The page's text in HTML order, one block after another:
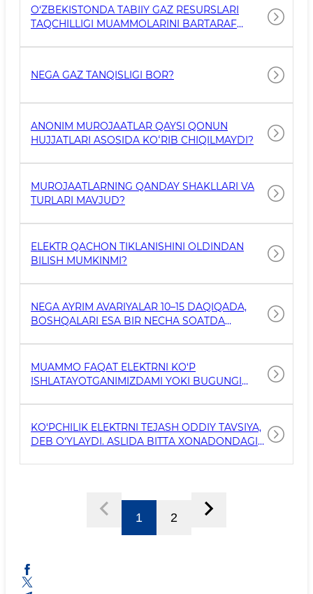
O‘ZBEKISTONDA TABIIY GAZ RESURSLARI
TAQCHILLIGI MUAMMOLARINI BARTARAF
KO‘RILMOQDA?
NEGA GAZ TANQISLIGI BOR?
ANONIM MUROJAATLAR QAYSI QONUN
HUJJATLARI ASOSIDA KOʻRIB CHIQILMAYDI?
MUROJAATLARNING QANDAY SHAKLLARI VA
TURLARI MAVJUD?
ELEKTR QACHON TIKLANISHINI OLDINDAN
BILISH MUMKINMI?
NEGA AYRIM AVARIYALAR 10–15 DAQIQADA,
BOSHQALARI ESA BIR NECHA SOATDA
MUAMMO FAQAT ELEKTRNI KO‘P
ISHLATAYOTGANIMIZDAMI YOKI BUGUNGI
KO‘RINMAYDIGAN BOSHQA OMILLAR HAM
BORMI?
KO‘PCHILIK ELEKTRNI TEJASH ODDIY TAVSIYA,
DEB O‘YLAYDI. ASLIDA BITTA XONADONDAGI
O‘ZGARTIRISHI KERAK?
1 2